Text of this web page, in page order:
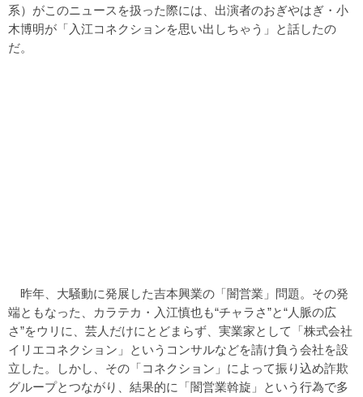
系）がこのニュースを扱った際には、出演者のおぎやはぎ・小
木博明が「入江コネクションを思い出しちゃう」と話したの
だ。
昨年、大騒動に発展した吉本興業の「闇営業」問題。その発
端ともなった、カラテカ・入江慎也も“チャラさ”と“人脈の広
さ”をウリに、芸人だけにとどまらず、実業家として「株式会社
イリエコネクション」というコンサルなどを請け負う会社を設
立した。しかし、その「コネクション」によって振り込め詐欺
グループとつながり、結果的に「闇営業斡旋」という行為で多